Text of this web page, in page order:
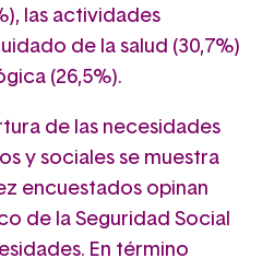
las actividades
de la salud (30,7%)
(26,5%).
de las necesidades
y sociales se muestra
encuestados opinan
de la Seguridad Social
En término